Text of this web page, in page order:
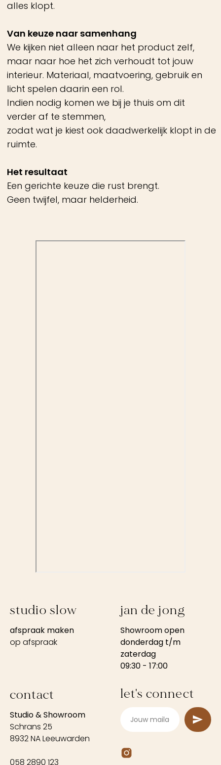
studio slow
afspraak maken
op afspraak
jan de jong
Showroom open
donderdag t/m
zaterdag
09:30 - 17:00
contact
Studio & Showroom
Schrans 25
8932 NA Leeuwarden
058 2890 123
let's connect